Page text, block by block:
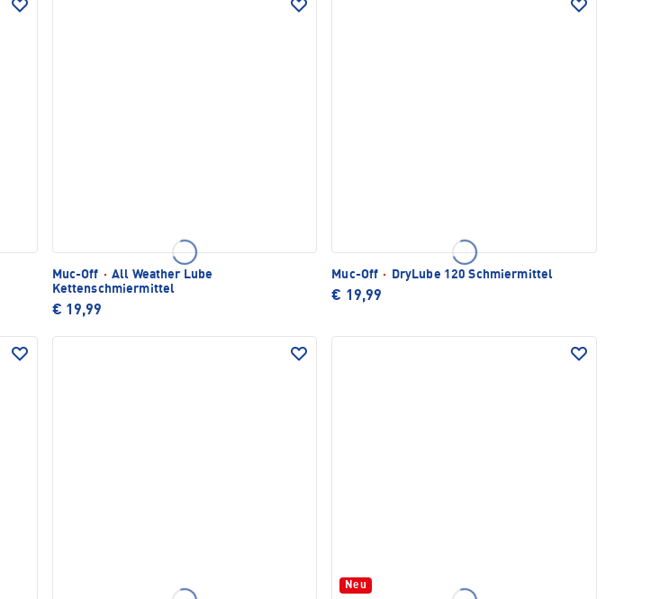
Muc-Off · All Weather Lube
Kettenschmiermittel
€ 19,99
Muc-Off · DryLube 120 Schmiermittel
€ 19,99
Neu